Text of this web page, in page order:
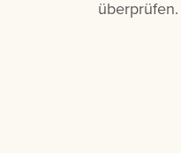
überprüfen.